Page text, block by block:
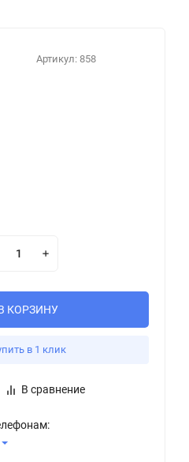
Артикул: 858
КОРЗИНУ
в 1 клик
В сравнение